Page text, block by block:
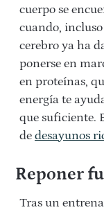
cuerpo se
cuando, incluso
cerebro ya ha
ponerse en
en proteínas,
energía te
que suficiente.
de desayunos
Reponer
Tras un